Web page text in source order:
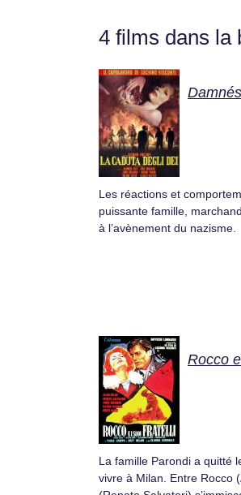
4 films dans la
Les réactions et
puissante famille,
à l’avènement du nazisme.
Rocco
La famille Parondi a quitté
vivre à Milan. Entre Rocco